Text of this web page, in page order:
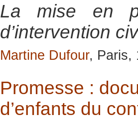
La mise en
d’intervention
Martine Dufour, Paris,
Promesse :
d’enfants du